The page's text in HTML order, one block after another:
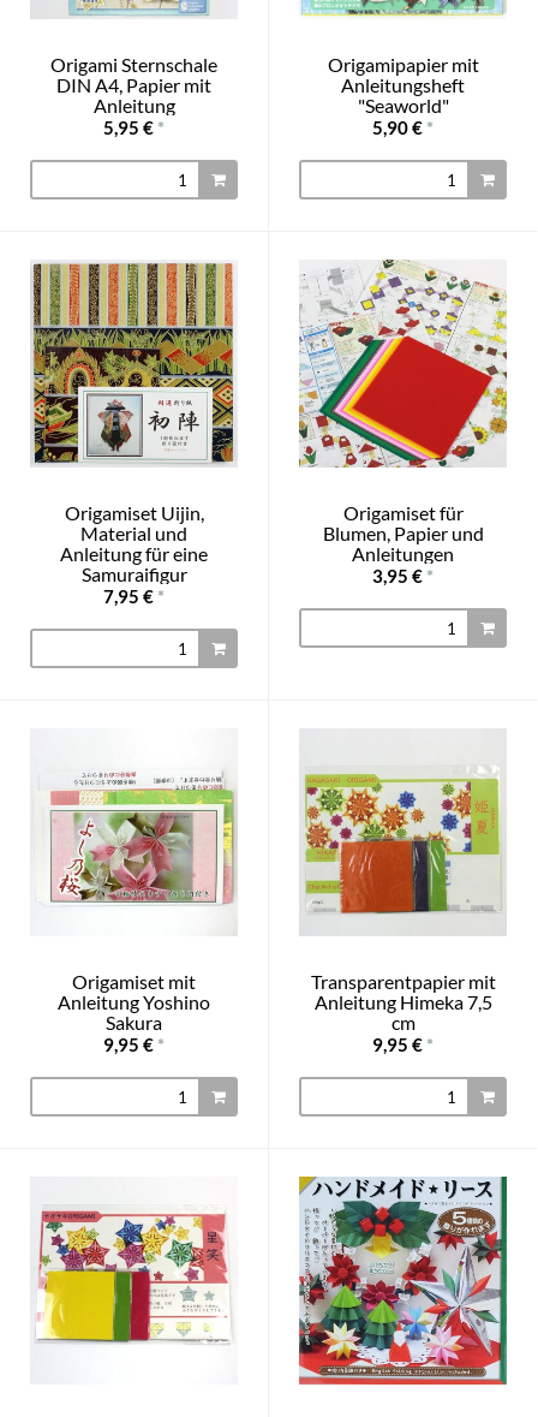
Origami Sternschale
DIN A4, Papier mit
Anleitung
5,95 € *
Origamipapier mit
Anleitungsheft
"Seaworld"
5,90 € *
Origamiset Uijin,
Material und
Anleitung für eine
Samuraifigur
7,95 € *
Origamiset für
Blumen, Papier und
Anleitungen
3,95 € *
Origamiset mit
Anleitung Yoshino
Sakura
9,95 € *
Transparentpapier mit
Anleitung Himeka 7,5
cm
9,95 € *